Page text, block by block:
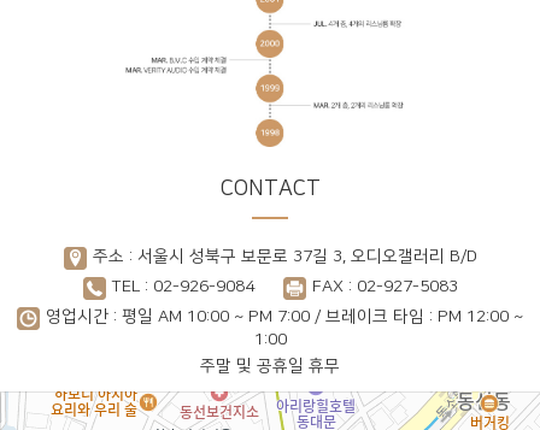
CONTACT
주소 : 서울시 성북구 보문로 37길 3, 오디오갤러리 B/D
TEL : 02-926-9084
FAX : 02-927-5083
영업시간 : 평일 AM 10:00 ~ PM 7:00 / 브레이크 타임 : PM 12:00 ~
1:00
주말 및 공휴일 휴무